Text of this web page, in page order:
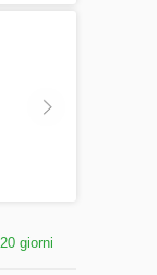
20 giorni